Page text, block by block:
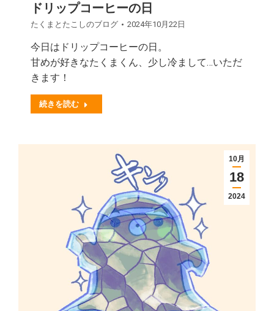
ドリップコーヒーの日
たくまとたこしのブログ 2024年10月22日
今日はドリップコーヒーの日。
甘めが好きなたくまくん、少し冷まして…いただ
きます！
続きを読む
10月
18
2024